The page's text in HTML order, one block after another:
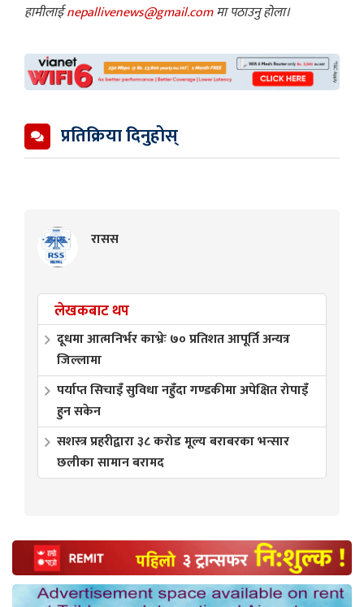
हामीलाईnepallivenews@gmail.comमा पठाउनु होला।
प्रतिक्रिया दिनुहोस्
रासस
लेखकबाट थप
दूधमा आत्मनिर्भर काभ्रेः ७० प्रतिशत आपूर्ति अन्यत्र
जिल्लामा
पर्याप्त सिचाइँ सुविधा नहुँदा गण्डकीमा अपेक्षित रोपाइँ
हुन सकेन
सशस्त्र प्रहरीद्वारा ३८ करोड मूल्य बराबरका भन्सार
छलीका सामान बरामद